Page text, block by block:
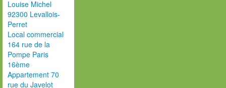
Louise Michel
92300 Levallois-
Perret
Local commercial
164 rue de la
Pompe Paris
16ème
Appartement 70
rue du Javelot